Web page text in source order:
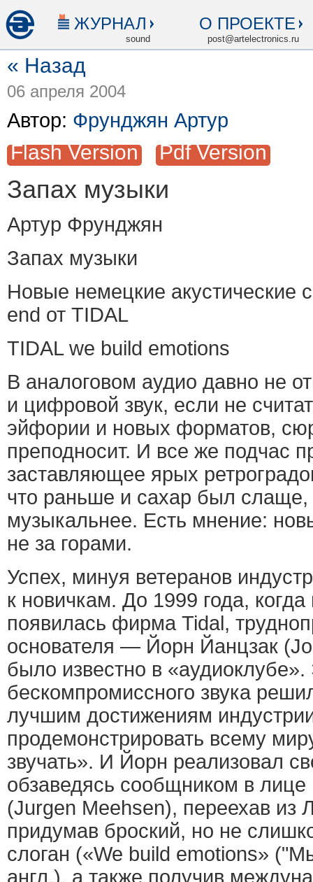
ЖУРНАЛ
sound
О ПРОЕКТЕ
post@artelectronics.ru
« Назад
06 апреля 2004
Автор: Фрунджян Артур
Flash Version Pdf Version
Запах музыки
Артур Фрунджян
Запах музыки
Новые немецкие акустические
end от TIDAL
TIDAL we build emotions
В аналоговом аудио давно не
и цифровой звук, если не
эйфории и новых форматов,
преподносит. И все же подчас
заставляющее ярых
что раньше и сахар был слаще,
музыкальнее. Есть мнение:
не за горами.
Успех, минуя ветеранов
к новичкам. До 1999 года,
появилась фирма Tidal,
основателя — Йорн Йанцзак
было известно в «аудиоклубе».
бескомпромиссного звука
лучшим достижениям
продемонстрировать всему
звучать». И Йорн реализовал
обзаведясь сообщником в
(Jurgen Meehsen), переехав из
придумав броский, но не
слоган («We build emotions»
англ.), а также получив